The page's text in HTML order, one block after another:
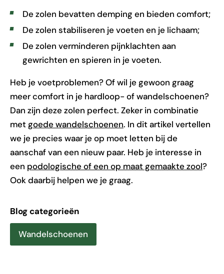
De zolen bevatten demping en bieden comfort;
De zolen stabiliseren je voeten en je lichaam;
De zolen verminderen pijnklachten aan
gewrichten en spieren in je voeten.
Heb je voetproblemen? Of wil je gewoon graag
meer comfort in je hardloop- of wandelschoenen?
Dan zijn deze zolen perfect. Zeker in combinatie
metgoede wandelschoenen. In dit artikel vertellen
we je precies waar je op moet letten bij de
aanschaf van een nieuw paar. Heb je interesse in
een podologische of een op maat gemaakte zool?
Ook daarbij helpen we je graag.
Blog categorieën
Wandelschoenen